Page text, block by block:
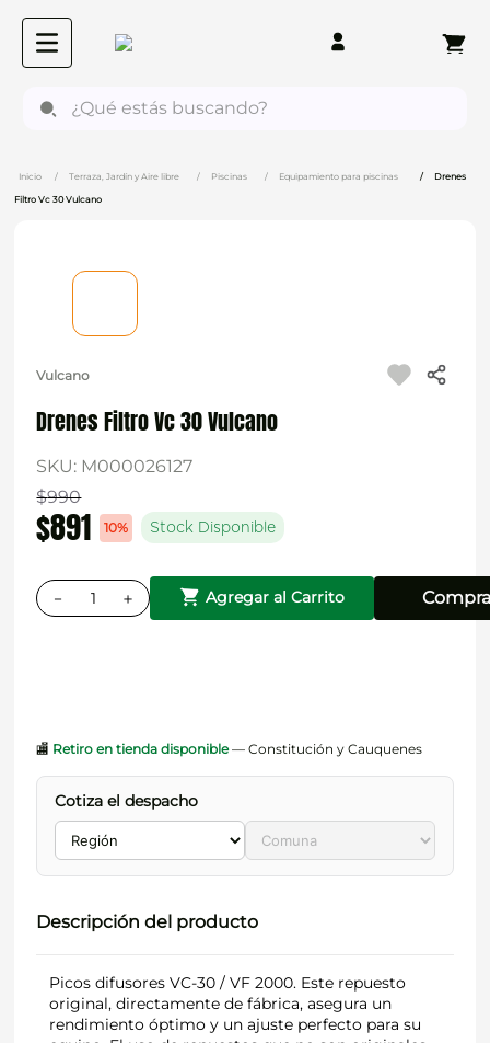
Terraza, Jardín y Aire libre Piscinas Equipamiento para piscinas Drenes
Filtro Vc 30 Vulcano
Vulcano
Drenes Filtro Vc 30 Vulcano
SKU: M000026127
$990
$891 10% Stock Disponible
＋
－ Agregar al Carrito
🏬 Retiro en tienda disponible— Constitución y Cauquenes
Cotiza el despacho
Descripción del producto
Picos difusores VC-30 / VF 2000. Este repuesto
original, directamente de fábrica, asegura un
rendimiento óptimo y un ajuste perfecto para su